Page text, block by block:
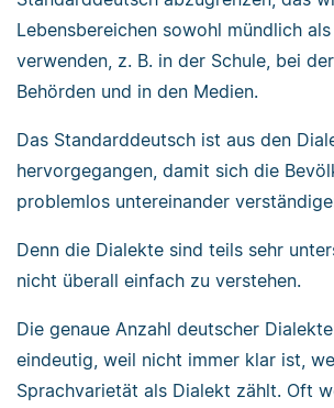
Lebensbereichen sowohl mündlich
verwenden, z. B. in der Schule, bei
Behörden und in den Medien.
Das Standarddeutsch ist aus den
hervorgegangen, damit sich die
problemlos untereinander
Denn die Dialekte sind teils sehr
nicht überall einfach zu verstehen.
Die genaue Anzahl deutscher
eindeutig, weil nicht immer klar ist,
Sprachvarietät als Dialekt zählt. Oft